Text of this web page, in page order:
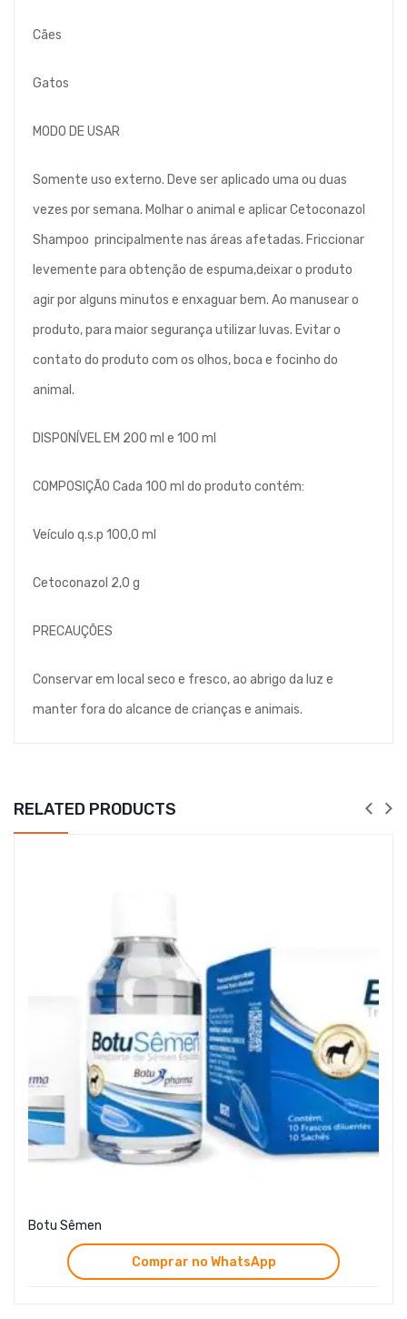
Cães
Gatos
MODO DE USAR
Somente uso externo. Deve ser aplicado uma ou duas
vezes por semana. Molhar o animal e aplicar Cetoconazol
Shampoo principalmente nas áreas afetadas. Friccionar
levemente para obtenção de espuma,deixar o produto
agir por alguns minutos e enxaguar bem. Ao manusear o
produto, para maior segurança utilizar luvas. Evitar o
contato do produto com os olhos, boca e focinho do
animal.
DISPONÍVEL EM 200 ml e 100 ml
COMPOSIÇÃO Cada 100 ml do produto contém:
Veículo q.s.p 100,0 ml
Cetoconazol 2,0 g
PRECAUÇÕES
Conservar em local seco e fresco, ao abrigo da luz e
manter fora do alcance de crianças e animais.
RELATED PRODUCTS
Botu Sêmen
Comprar no WhatsApp